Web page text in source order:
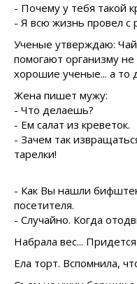
- Почему у тебя такой
- Я всю жизнь провел с
Ученые утверждаю:
помогают организму не
хорошие ученые... а то
Жена пишет мужу:
- Что делаешь?
- Ем салат из креветок.
- Зачем так
тарелки!
- Как Вы нашли
посетителя.
- Случайно. Когда
Набрала вес...
Ела торт. Вспомнила,